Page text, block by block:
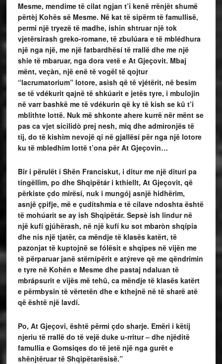
Mesme, mendime të cilat ngjan t’i kenë rrënjët shumë
përtèj Kohës së Mesme. Në kat të sipërm të famullisë,
permi një tryezë të madhe, ishin shtruar një tok
vjetërsirash greko-romane, të zbulúara e të mblédhura
një nga një, me një fatbardhësí të rrallë dhe me një
shie të mbaruar, nga dora vetë e At Gjeçovit. Mbaj
mënt, veçàn, një enë të vogël të qojtur
“lacrumatorium” lotore, asìsh që të vjétërit, në besim
se të vdékurit qajnë të shkúarit e jetës tyre, i mbulojin
në varr bashkë me të vdékurin që ky të kish se kû t’i
mblithte lottë. Nuk më shkonte ahere kurrë nër mënt se
pas ca vjet sicilidò prej nesh, miq dhe admironjës të
tij, do të kishim nevojë qi në gjallësí për nga një lotore
ku të mbledhim lottë t’ona për At Gjeçovin…
Bir i përulët i Shën Franciskut, i ditur me një diturí pa
tingëllìm, po dhe Shqipëtár i kthiellt, At Gjeçovit, që
përkiste çdo mirësí, nuk i mungój asnjë hidhërim,
asnjë çpifje, më e çudítshmia e të cilave ndoshta është
të mohúarit se ay ish Shqipëtár. Sepsè ish lindur në
një kufí gjúhërash, në një kufí ku sot mbaròn shqípia
dhe nis një tjatër, ca mëndje të klasës katërt, të
pazonjat të kuptojnë se fólësit e shqipes në vijën me
të përparuar janë stërnípërit e atýreve që me qëndrimin
e tyre në Kohën e Mesme dhe pastaj ndaluan të
mbrápsurit e vijës më tehû, ca mëndje të klasës katërt
e përmbysin të vërtetën dhe e kthejnë në të sharë atë
që është një lavdí.
Po, At Gjeçovi, është përmi çdo sharje. Emëri i këtíj
njeriu të rrallë do të vejë duke u-rritur – dhe njëditë
famullia e Gomsiqes do të jetë një nga gurët e
shënjtëruar të Shqipëtarësisë.”